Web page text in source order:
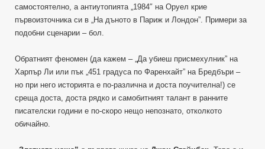
самостоятелно, а антиутопията „1984″ на Оруел крие
първоизточника си в „На дъното в Париж и Лондон”. Примери за
подобни сценарии – бол.
Обратният феномен (да кажем – „Да убиеш присмехулник” на
Харпър Ли или пък „451 градуса по Фаренхайт” на Бредбъри –
но при него историята е по-различна и доста поучителна!) се
среща доста, доста рядко и самобитният талант в ранните
писателски години е по-скоро нещо непознато, отколкото
обичайно.